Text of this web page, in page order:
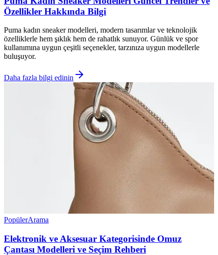
Özellikler Hakkında Bilgi
Puma kadın sneaker modelleri, modern tasarımlar ve teknolojik
özelliklerle hem şıklık hem de rahatlık sunuyor. Günlük ve spor
kullanımına uygun çeşitli seçenekler, tarzınıza uygun modellerle
buluşuyor.
Daha fazla bilgi edinin
PopülerArama
Elektronik ve Aksesuar Kategorisinde Omuz
Çantası Modelleri ve Seçim Rehberi